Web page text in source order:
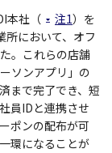
本社（
注1）を
所において、オフ
。これらの店舗
ソンアプリ」の
まで完了でき、短
員IDと連携させ
ポンの配布が可
環になることが